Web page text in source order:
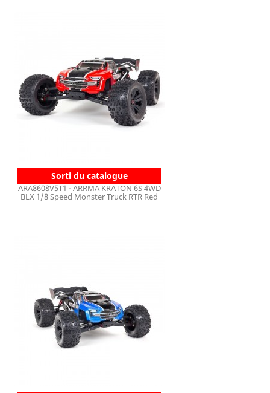
Sorti du catalogue
ARA8608V5T1 - ARRMA KRATON 6S 4WD
BLX 1/8 Speed Monster Truck RTR Red